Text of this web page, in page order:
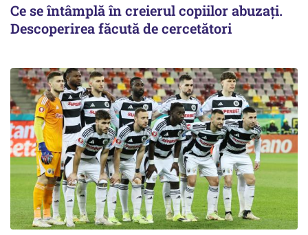
Ce se întâmplă în creierul copiilor abuzați.
Descoperirea făcută de cercetători